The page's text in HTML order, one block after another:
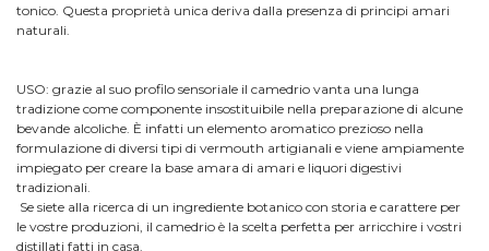
tonico. Questa proprietà unica deriva dalla presenza di principi amari
naturali.
USO: grazie al suo profilo sensoriale il camedrio vanta una lunga
tradizione come componente insostituibile nella preparazione di alcune
bevande alcoliche. È infatti un elemento aromatico prezioso nella
formulazione di diversi tipi di vermouth artigianali e viene ampiamente
impiegato per creare la base amara di amari e liquori digestivi
tradizionali.
Se siete alla ricerca di un ingrediente botanico con storia e carattere per
le vostre produzioni, il camedrio è la scelta perfetta per arricchire i vostri
distillati fatti in casa.